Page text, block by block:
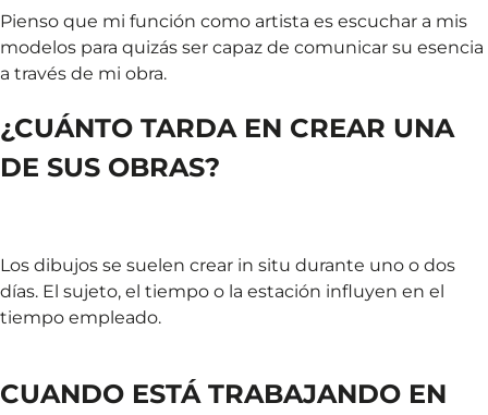
Pienso que mi función como artista es escuchar a mis
modelos para quizás ser capaz de comunicar su esencia
a través de mi obra.
¿CUÁNTO TARDA EN CREAR UNA
DE SUS OBRAS?
Los dibujos se suelen crear in situ durante uno o dos
días. El sujeto, el tiempo o la estación influyen en el
tiempo empleado.
CUANDO ESTÁ TRABAJANDO EN